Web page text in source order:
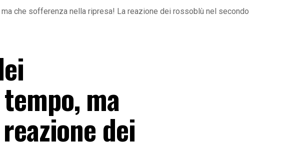
che sofferenza nella ripresa! La reazione dei rossoblù nel secondo
ma
dei